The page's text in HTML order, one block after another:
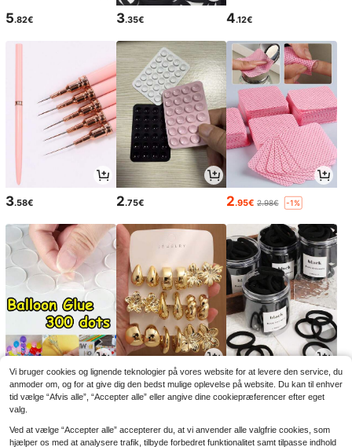
5.82€ 3.35€ 4.12€
3.58€ 2.75€ 2.95€ 2.98€ -1%
2.88€ 4 .20€ 2.98€
Vi bruger cookies og lignende teknologier på vores website for at levere den service, du
anmoder om, og for at give dig den bedst mulige oplevelse på website. Du kan til enhver
tid vælge “Afvis alle”, “Accepter alle” eller angive dine cookiepræferencer efter eget
valg.
Ved at vælge “Accepter alle” accepterer du, at vi anvender alle valgfrie cookies, som
hjælper os med at analysere trafik, tilbyde forbedret funktionalitet samt tilpasse indhold